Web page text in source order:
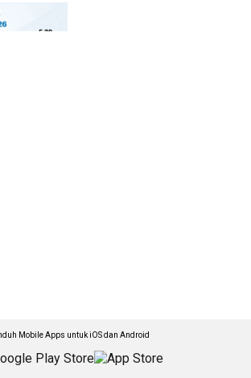
Mobile Apps untuk iOS dan Android